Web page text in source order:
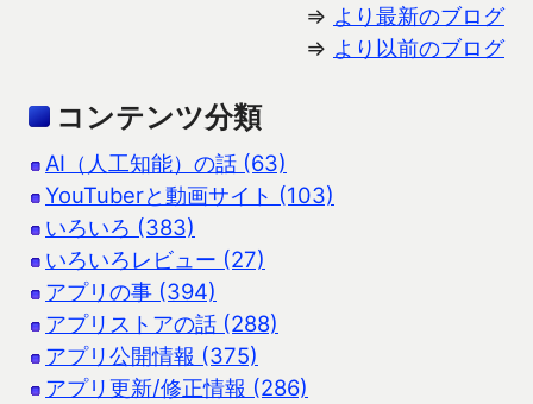
⇒ より最新のブログ
⇒ より以前のブログ
コンテンツ分類
AI（人工知能）の話 (63)
YouTuberと動画サイト (103)
いろいろ (383)
いろいろレビュー (27)
アプリの事 (394)
アプリストアの話 (288)
アプリ公開情報 (375)
アプリ更新/修正情報 (286)